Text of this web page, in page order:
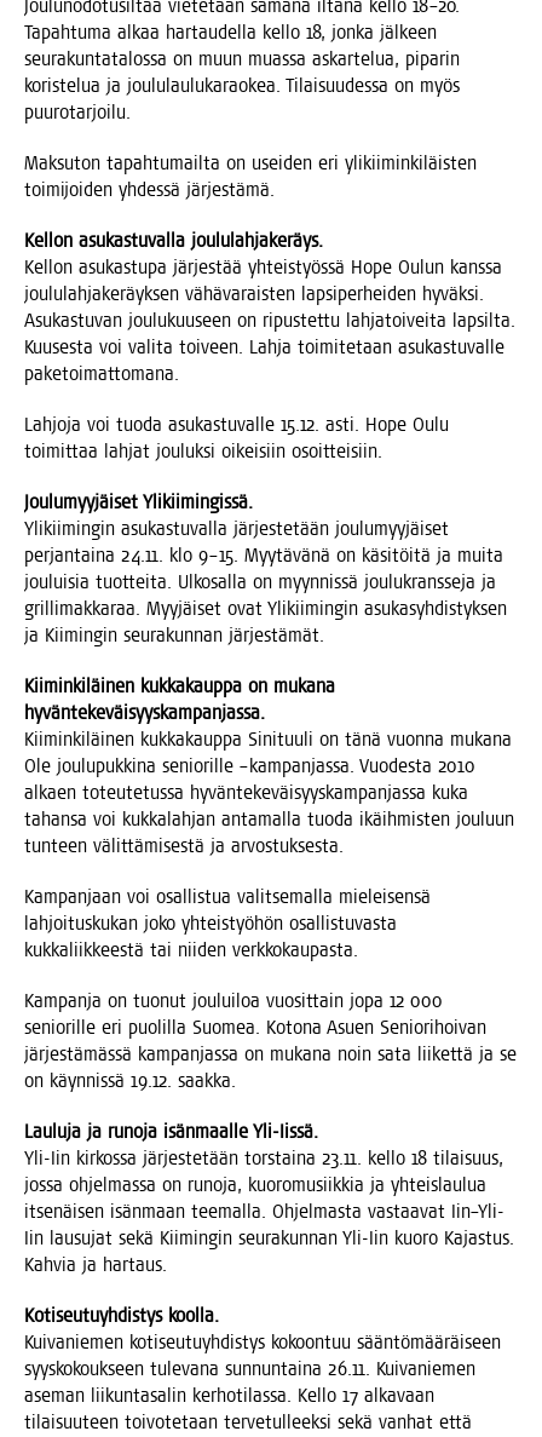
Jou­lu­no­do­tusil­taa vie­te­tään sama­na ilta­na kel­lo 18–20.
Tapah­tu­ma alkaa har­tau­del­la kel­lo 18, jon­ka jäl­keen
seu­ra­kun­ta­ta­los­sa on muun muas­sa askar­te­lua, pipa­rin
koris­te­lua ja jou­lu­lau­lu­ka­rao­kea. Tilai­suu­des­sa on myös
puurotarjoilu.
Mak­su­ton tapah­tu­mail­ta on usei­den eri yli­kii­min­ki­läis­ten
toi­mi­joi­den yhdes­sä järjestämä.
Kel­lon asu­kas­tu­val­la joululahjakeräys.
Kel­lon asu­kas­tu­pa jär­jes­tää yhteis­työs­sä Hope Oulun kans­sa
jou­lu­lah­ja­ke­räyk­sen vähä­va­rais­ten lap­si­per­hei­den hyväk­si.
Asu­kas­tu­van jou­lu­kuuseen on ripus­tet­tu lah­ja­toi­vei­ta lap­sil­ta.
Kuuses­ta voi vali­ta toi­veen. Lah­ja toi­mi­te­taan asu­kas­tu­val­le
paketoimattomana.
Lah­jo­ja voi tuo­da asu­kas­tu­val­le 15.12. asti. Hope Oulu
toi­mit­taa lah­jat jou­luk­si oikei­siin osoitteisiin.
Jou­lu­myy­jäi­set Ylikiimingissä.
Yli­kii­min­gin asu­kas­tu­val­la jär­jes­te­tään jou­lu­myy­jäi­set
per­jan­tai­na 24.11. klo 9–15. Myy­tä­vä­nä on käsi­töi­tä ja mui­ta
jou­lui­sia tuot­tei­ta. Ulko­sal­la on myyn­nis­sä jou­lu­krans­se­ja ja
gril­li­mak­ka­raa. Myy­jäi­set ovat Yli­kii­min­gin asu­ka­syh­dis­tyk­sen
ja Kii­min­gin seu­ra­kun­nan järjestämät.
Kii­min­ki­läi­nen kuk­ka­kaup­pa on muka­na
hyväntekeväisyyskampanjassa.
Kii­min­ki­läi­nen kuk­ka­kaup­pa Sini­tuu­li on tänä vuon­na muka­na
Ole jou­lu­puk­ki­na senio­ril­le –kam­pan­jas­sa. Vuo­des­ta 2010
alkaen toteu­te­tus­sa hyvän­te­ke­väi­syys­kam­pan­jas­sa kuka
tahan­sa voi kuk­ka­lah­jan anta­mal­la tuo­da ikäih­mis­ten jou­luun
tun­teen välit­tä­mi­ses­tä ja arvostuksesta.
Kam­pan­jaan voi osal­lis­tua valit­se­mal­la mie­lei­sen­sä
lah­joi­tus­ku­kan joko yhteis­työ­hön osal­lis­tu­vas­ta
kuk­ka­liik­kees­tä tai nii­den verkkokaupasta.
Kam­pan­ja on tuo­nut jou­lui­loa vuo­sit­tain jopa 12 000
senio­ril­le eri puo­lil­la Suo­mea. Koto­na Asuen Senio­ri­hoi­van
jär­jes­tä­mäs­sä kam­pan­jas­sa on muka­na noin sata lii­ket­tä ja se
on käyn­nis­sä 19.12. saakka.
Lau­lu­ja ja runo­ja isän­maal­le Yli-Iissä.
Yli-Iin kir­kos­sa jär­jes­te­tään tors­tai­na 23.11. kel­lo 18 tilai­suus,
jos­sa ohjel­mas­sa on runo­ja, kuo­ro­musiik­kia ja yhteis­lau­lua
itse­näi­sen isän­maan tee­mal­la. Ohjel­mas­ta vas­taa­vat Iin–Yli-
Iin lausu­jat sekä Kii­min­gin seu­ra­kun­nan Yli-Iin kuo­ro Kajas­tus.
Kah­via ja hartaus.
Koti­seu­tu­yh­dis­tys koolla.
Kui­va­nie­men koti­seu­tu­yh­dis­tys kokoon­tuu sään­tö­mää­räi­seen
syys­ko­kouk­seen tule­va­na sun­nun­tai­na 26.11. Kui­va­nie­men
ase­man lii­kun­ta­sa­lin ker­ho­ti­las­sa. Kel­lo 17 alka­vaan
tilai­suu­teen toi­vo­te­taan ter­ve­tul­leek­si sekä van­hat että